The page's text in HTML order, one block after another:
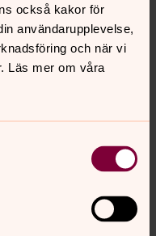
också kakor för
användarupplevelse,
och när vi
Läs mer om våra
vård med titel.